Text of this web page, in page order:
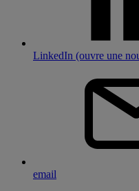
LinkedIn (ouvre une
email